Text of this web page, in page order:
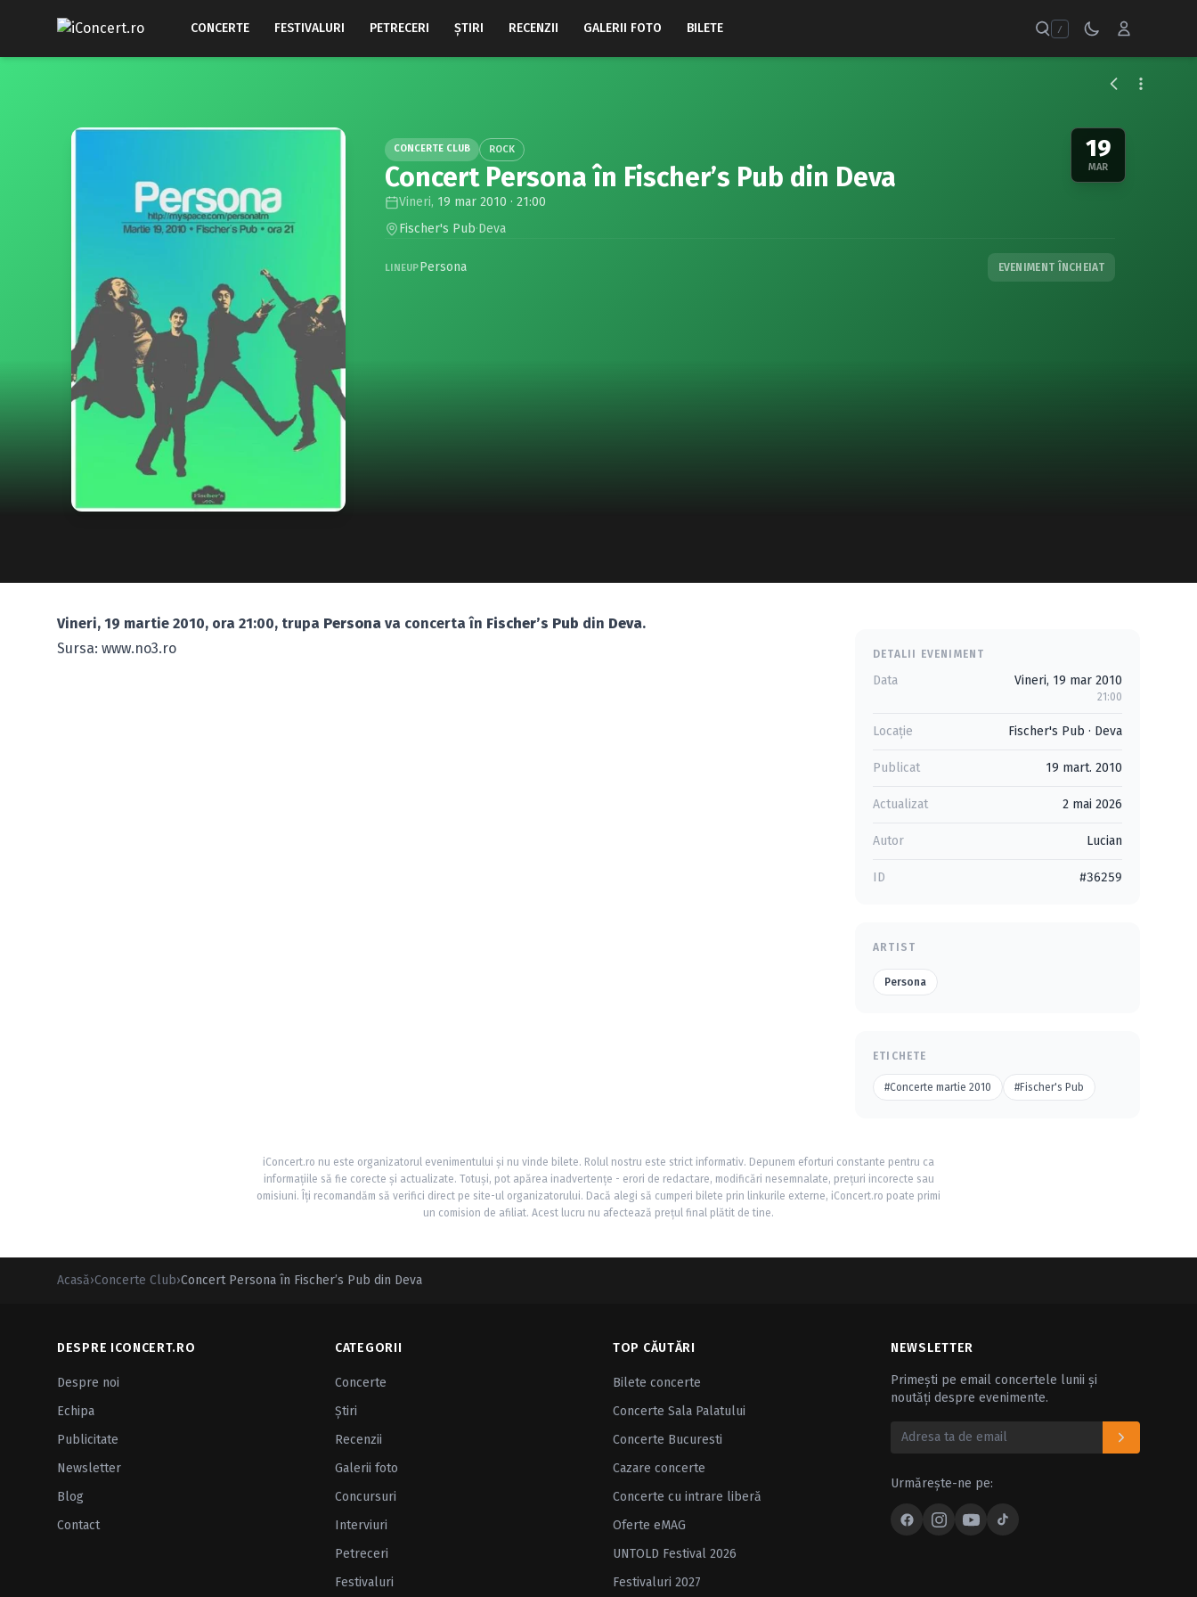
CONCERTE FESTIVALURI PETRECERI ŞTIRI RECENZII GALERII FOTO BILETE /
19
MAR
CONCERTE CLUB ROCK
Concert Persona în Fischer’s Pub din Deva
Vineri, 19 mar 2010 · 21:00
Fischer's Pub·Deva
LINEUPPersona EVENIMENT ÎNCHEIAT
Vineri, 19 martie 2010, ora 21:00, trupa Persona va concerta în Fischer’s Pub din Deva.
Sursa: www.no3.ro
DETALII EVENIMENT
Data Vineri, 19 mar 2010
21:00
Locație Fischer's Pub · Deva
Publicat 19 mart. 2010
Actualizat 2 mai 2026
Autor Lucian
ID #36259
ARTIST
Persona
ETICHETE
#Concerte martie 2010 #Fischer's Pub
iConcert.ro nu este organizatorul evenimentului și nu vinde bilete. Rolul nostru este strict informativ. Depunem eforturi constante pentru ca
informațiile să fie corecte și actualizate. Totuși, pot apărea inadvertențe - erori de redactare, modificări nesemnalate, prețuri incorecte sau
omisiuni. Îți recomandăm să verifici direct pe site-ul organizatorului. Dacă alegi să cumperi bilete prin linkurile externe, iConcert.ro poate primi
un comision de afiliat. Acest lucru nu afectează prețul final plătit de tine.
Acasă›Concerte Club›Concert Persona în Fischer’s Pub din Deva
DESPRE ICONCERT.RO
Despre noi
Echipa
Publicitate
Newsletter
Blog
Contact
CATEGORII
Concerte
Ştiri
Recenzii
Galerii foto
Concursuri
Interviuri
Petreceri
Festivaluri
TOP CĂUTĂRI
Bilete concerte
Concerte Sala Palatului
Concerte Bucuresti
Cazare concerte
Concerte cu intrare liberă
Oferte eMAG
UNTOLD Festival 2026
Festivaluri 2027
NEWSLETTER
Primești pe email concertele lunii și
noutăți despre evenimente.
Urmărește-ne pe: